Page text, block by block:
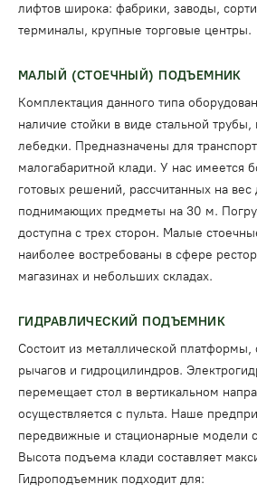
лифтов широка: фабрики, заводы,
терминалы, крупные торговые центры.
МАЛЫЙ (СТОЕЧНЫЙ) ПОДЪЕМНИК
Комплектация данного типа
наличие стойки в виде стальной
лебедки. Предназначены для
малогабаритной клади. У нас имеется
готовых решений, рассчитанных на вес
поднимающих предметы на 30 м.
доступна с трех сторон. Малые
наиболее востребованы в сфере
магазинах и небольших складах.
ГИДРАВЛИЧЕСКИЙ ПОДЪЕМНИК
Состоит из металлической
рычагов и гидроцилиндров.
перемещает стол в вертикальном
осуществляется с пульта. Наше
передвижные и стационарные модели
Высота подъема клади составляет
Гидроподъемник подходит для: